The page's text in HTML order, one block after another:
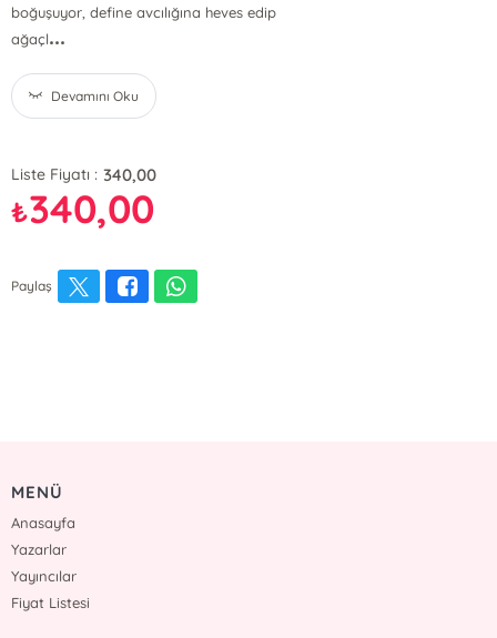
boğuşuyor, define avcılığına heves edip
ağaçl...
Devamını Oku
Liste Fiyatı : 340,00
₺340,00
Paylaş
MENÜ
Anasayfa
Yazarlar
Yayıncılar
Fiyat Listesi